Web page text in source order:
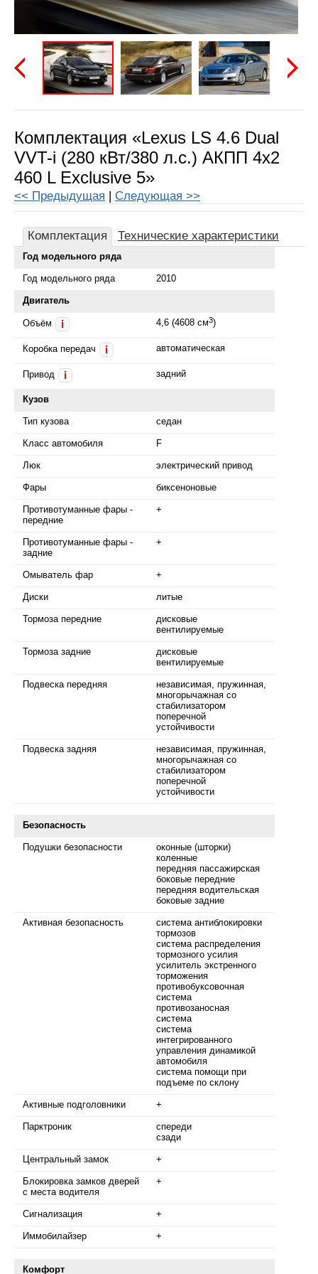
Комплектация «Lexus LS 4.6 Dual
VVT-i (280 кВт/380 л.с.) АКПП 4x2
460 L Exclusive 5»
<< Предыдущая Следующая >>
Комплектация Технические характеристики
Год модельного ряда
Год модельного ряда 2010
Двигатель
Объём 4,6 (4608 см3)
Коробка передач автоматическая
Привод задний
Кузов
Тип кузова седан
Класс автомобиля F
Люк электрический привод
Фары биксеноновые
Противотуманные фары -
передние
+
Противотуманные фары -
задние
+
Омыватель фар +
Диски литые
Тормоза передние
дисковые
вентилируемые
Тормоза задние
дисковые
вентилируемые
Подвеска передняя
независимая, пружинная,
многорычажная со
стабилизатором
поперечной
устойчивости
Подвеска задняя
независимая, пружинная,
многорычажная со
стабилизатором
поперечной
устойчивости
Безопасность
Подушки безопасности
оконные (шторки)
коленные
передняя пассажирская
боковые передние
передняя водительская
боковые задние
Активная безопасность
система антиблокировки
тормозов
система распределения
тормозного усилия
усилитель экстренного
торможения
противобуксовочная
система
противозаносная
система
cистема
интегрированного
управления динамикой
автомобиля
система помощи при
подъеме по склону
Активные подголовники +
Парктроник
спереди
сзади
Центральный замок +
Блокировка замков дверей
с места водителя
+
Сигнализация +
Иммобилайзер +
Комфорт